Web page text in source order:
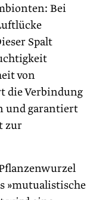
Bei
Spalt
von
die Verbindung
und garantiert
zur
»mutualistische